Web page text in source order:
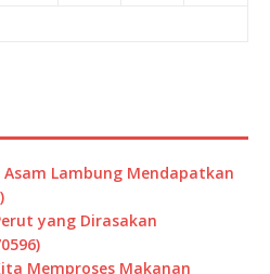
Lambung Mendapatkan
yang Dirasakan
Memproses Makanan